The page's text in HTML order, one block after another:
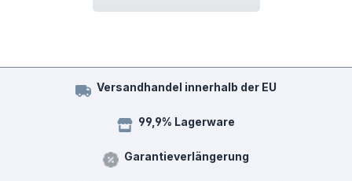
Versandhandel innerhalb der EU
99,9% Lagerware
Garantieverlängerung